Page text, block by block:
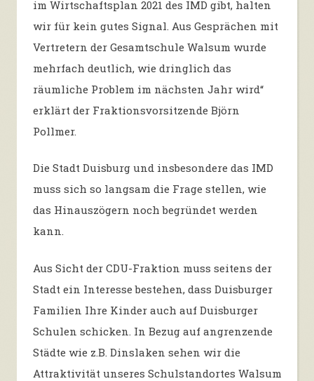
im Wirtschaftsplan 2021 des IMD gibt, halten
wir für kein gutes Signal. Aus Gesprächen mit
Vertretern der Gesamtschule Walsum wurde
mehrfach deutlich, wie dringlich das
räumliche Problem im nächsten Jahr wird“
erklärt der Fraktionsvorsitzende Björn
Pollmer.
Die Stadt Duisburg und insbesondere das IMD
muss sich so langsam die Frage stellen, wie
das Hinauszögern noch begründet werden
kann.
Aus Sicht der CDU-Fraktion muss seitens der
Stadt ein Interesse bestehen, dass Duisburger
Familien Ihre Kinder auch auf Duisburger
Schulen schicken. In Bezug auf angrenzende
Städte wie z.B. Dinslaken sehen wir die
Attraktivität unseres Schulstandortes Walsum